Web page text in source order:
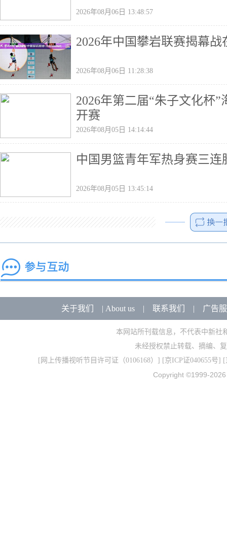
2026年08月06日 13:48:57
2026年中国攀岩联赛揭幕
2026年08月06日 11:28:38
2026年第二届“朱子文化杯
开赛
2026年08月05日 14:14:44
中国男篮青年军热身赛三
2026年08月05日 13:45:14
关于我们 | About us| 联系我们 | 广告
本网站所刊载信息，不代表中新社
未经授权禁止转载、摘编、
[ 网上传播视听节目许可证（0106168） ] [京ICP证040655号] [
Copyright ©1999-